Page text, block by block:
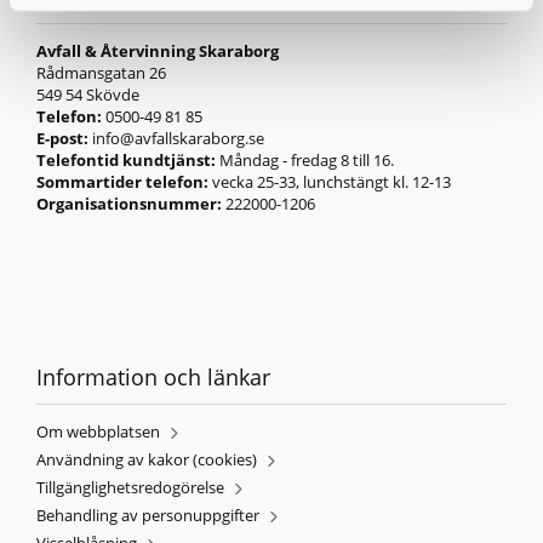
Avfall & Återvinning Skaraborg
Rådmansgatan 26
549 54 Skövde
Telefon: 0500-49 81 85
E-post: info@avfallskaraborg.se
Telefontid kundtjänst: Måndag - fredag 8 till 16.
Sommartider telefon: vecka 25-33, lunchstängt kl. 12-13
Organisationsnummer: 222000-1206
Information och länkar
Om webbplatsen
Användning av kakor (cookies)
Tillgänglighetsredogörelse
Behandling av personuppgifter